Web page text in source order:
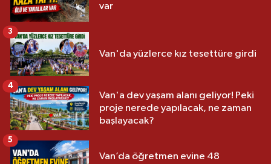
var
Van'da yüzlerce kız tesettüre girdi
3
Van'a dev yaşam alanı geliyor! Peki
proje nerede yapılacak, ne zaman
başlayacak?
4
Van’da öğretmen evine 48
5